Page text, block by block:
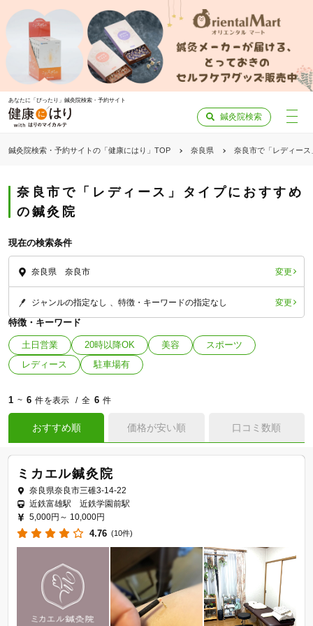
あなたに「ぴったり」鍼灸院検索・予約サイト
鍼灸院検索
鍼灸院検索・予約サイトの「健康にはり」TOP 奈良県 奈良市で「レディー
奈良市で「レディース」タイプにおすすめ
の鍼灸院
現在の検索条件
奈良県 奈良市 変更
ジャンルの指定なし 特徴・キーワードの指定なし 変更
特徴・キーワード
土日営業 20時以降OK 美容
スポーツ
レディース
駐車場有
1 ~ 6 件を表示 全 6 件
おすすめ順 価格が安い順 口コミ数順
ミカエル鍼灸院
奈良県奈良市三碓3-14-22
近鉄富雄駅 近鉄学園前駅
5,000円～ 10,000円
4.76 (10件)
「健康にはりを見た」